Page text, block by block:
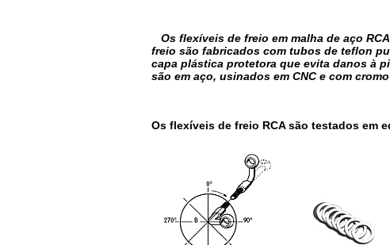
Os flexíveis de freio em malha de aço
freio são fabricados com tubos de teflon
capa plástica protetora que evita danos à
são em aço, usinados em CNC e com
Os flexíveis de freio RCA são testados em